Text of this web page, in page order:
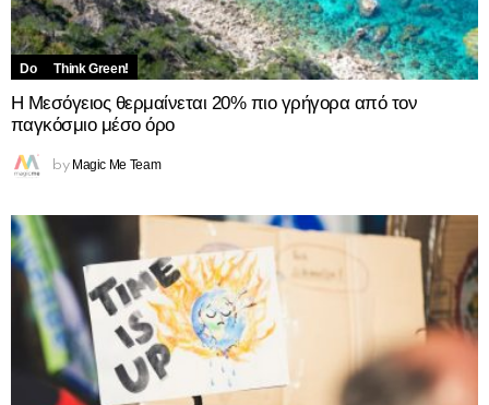
Do Think Green!
Η Μεσόγειος θερμαίνεται 20% πιο γρήγορα από τον
παγκόσμιο μέσο όρο
by Magic Me Team